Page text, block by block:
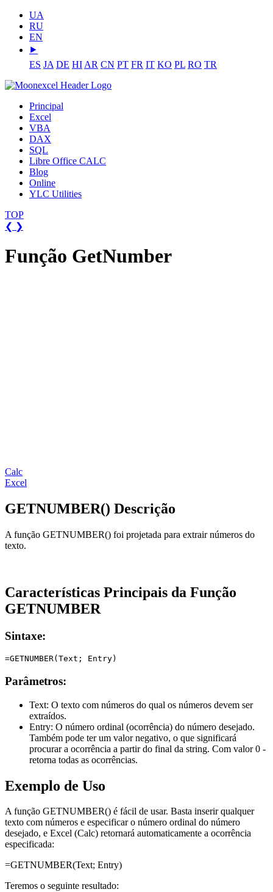
UA
RU
EN
⯈
ES JA DE HI AR CN PT FR IT KO PL RO TR
Principal
Excel
VBA
DAX
SQL
Libre Office CALC
Blog
Online
YLC Utilities
TOP
❮ ❯
Função GetNumber
Calc
Excel
GETNUMBER() Descrição
A função GETNUMBER() foi projetada para extrair números do
texto.
Características Principais da Função
GETNUMBER
Sintaxe:
Parâmetros:
Text: O texto com números do qual os números devem ser
extraídos.
Entry: O número ordinal (ocorrência) do número desejado.
Também pode ter um valor negativo, o que significará
procurar a ocorrência a partir do final da string. Com valor 0 -
retorna todas as ocorrências.
Exemplo de Uso
A função GETNUMBER() é fácil de usar. Basta inserir qualquer
texto com números e especificar o número ordinal do número
desejado, e Excel (Calc) retornará automaticamente a ocorrência
especificada:
=GETNUMBER(Text; Entry)
Teremos o seguinte resultado: